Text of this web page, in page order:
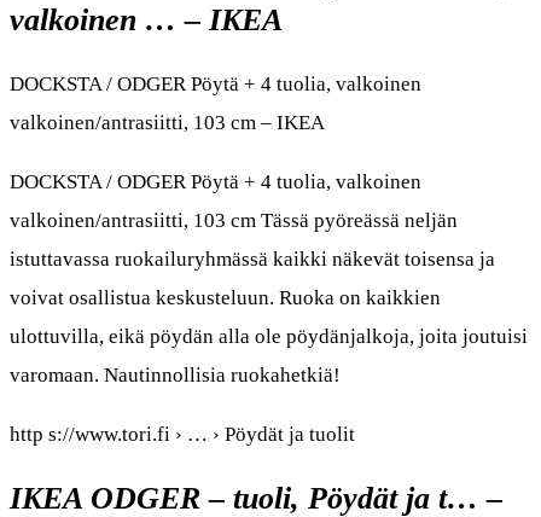
valkoinen … – IKEA
DOCKSTA / ODGER Pöytä + 4 tuolia, valkoinen
valkoinen/antrasiitti, 103 cm – IKEA
DOCKSTA / ODGER Pöytä + 4 tuolia, valkoinen
valkoinen/antrasiitti, 103 cm Tässä pyöreässä neljän
istuttavassa ruokailuryhmässä kaikki näkevät toisensa ja
voivat osallistua keskusteluun. Ruoka on kaikkien
ulottuvilla, eikä pöydän alla ole pöydänjalkoja, joita joutuisi
varomaan. Nautinnollisia ruokahetkiä!
http s://www.tori.fi › … › Pöydät ja tuolit
IKEA ODGER – tuoli, Pöydät ja t… –